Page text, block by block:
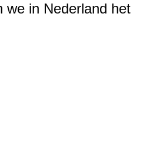
we in Nederland het